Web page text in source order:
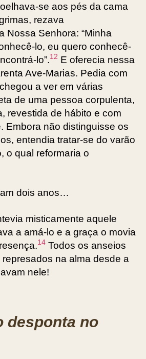
se aos pés da cama
rezava
Nossa Senhora: “Minha
lo, eu quero conhecê-
lo”.12 E oferecia nessa
Ave-Marias. Pedia com
a ver em várias
de uma pessoa corpulenta,
revestida de hábito e com
Embora não distinguisse os
entendia tratar-se do varão
o qual reformaria o
dois anos…
misticamente aquele
a amá-lo e a graça o movia
14 Todos os anseios
na alma desde a
nele!
desponta no